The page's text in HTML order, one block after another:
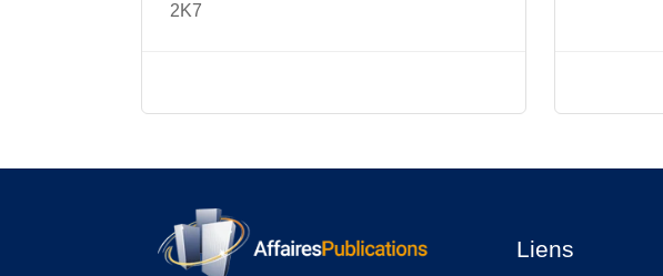
2K7
Liens